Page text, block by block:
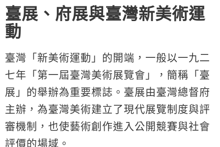
臺展、府展與臺灣新美術運
動
臺灣「新美術運動」的開端，一般以一九二
七年「第一屆臺灣美術展覽會」，簡稱「臺
展」的舉辦為重要標誌。臺展由臺灣總督府
主辦，為臺灣美術建立了現代展覽制度與評
審機制，也使藝術創作進入公開競賽與社會
評價的場域。